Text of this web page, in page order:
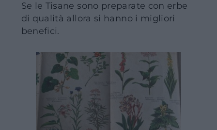
Se le Tisane sono preparate con erbe
di qualità allora si hanno i migliori
benefici.